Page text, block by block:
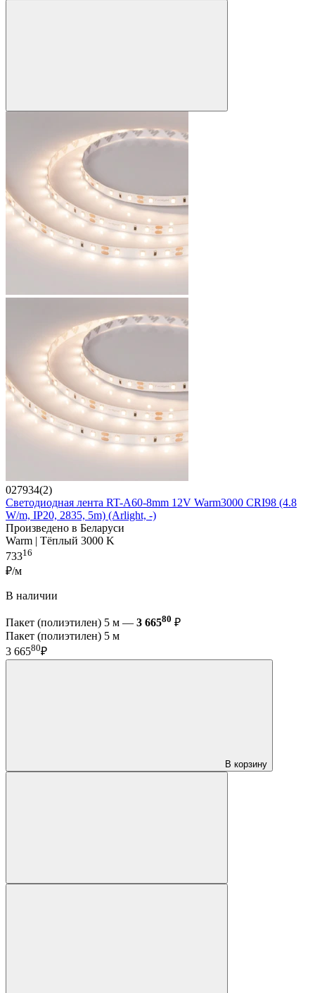
027934(2)
Светодиодная лента RT-A60-8mm 12V Warm3000 CRI98 (4.8
W/m, IP20, 2835, 5m) (Arlight, -)
Произведено в Беларуси
Warm | Тёплый 3000 K
73316
₽/м
В наличии
Пакет (полиэтилен) 5 м — 3 66580 ₽
Пакет (полиэтилен) 5 м
3 66580₽
В корзину